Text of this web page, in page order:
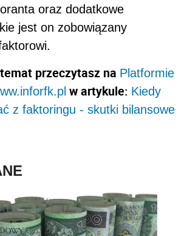
oraz dodatkowe
jest on zobowiązany
przeczytasz na Platformie
w artykule: Kiedy
z faktoringu - skutki bilansowe